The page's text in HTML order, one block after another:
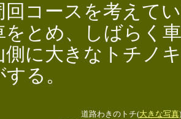
コースを考えて
をとめ、しばらく
に大きなトチノ
る。
道路わきのトチ(大きな写真)